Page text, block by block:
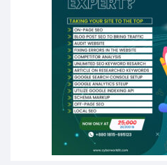
উচ্চশিক্ষায় গৌরবময় অর্জন: পূর্ণ
পিএইচডি করছেন কুয়েটের কৃতি…
সারা দেশে বজ্রাঘাতে ১৪ জনের
কঠোর হচ্ছে এসএসসি ও
ফরিদগঞ্জে আগুনে পুড়লো ৬